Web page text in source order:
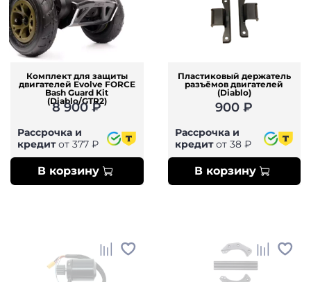
Комплект для защиты
двигателей Evolve FORCE
Bash Guard Kit
(Diablo/GTR2)
8 900 ₽
Рассрочка и
кредитот 377 ₽
В корзину
Пластиковый держатель
разъёмов двигателей
(Diablo)
900 ₽
Рассрочка и
кредитот 38 ₽
В корзину